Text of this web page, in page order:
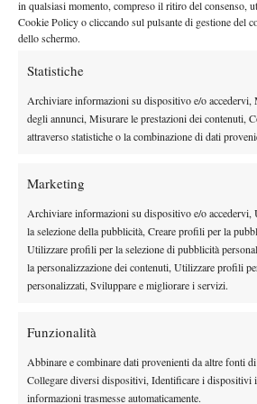
in qualsiasi momento, compreso il ritiro del consenso,
Cookie Policy o cliccando sul pulsante di gestione del
dello schermo.
Statistiche
Archiviare informazioni su dispositivo e/o accedervi,
degli annunci, Misurare le prestazioni dei contenuti,
attraverso statistiche o la combinazione di dati
Marketing
Archiviare informazioni su dispositivo e/o accedervi,
la selezione della pubblicità, Creare profili per la
Utilizzare profili per la selezione di pubblicità
la personalizzazione dei contenuti, Utilizzare profili
personalizzati, Sviluppare e migliorare i servizi.
Funzionalità
Abbinare e combinare dati provenienti da altre fonti
Collegare diversi dispositivi, Identificare i dispositivi
informazioni trasmesse automaticamente.
non bellissima. Io non sono riuscito a
giorni perchè lui è stato molto bravo a
ho dovuto utilizzare altre carte per venire
pochissime possibilità che Fabio mi ha
grandissima battaglia. ” In questo
primo turno contro il francese Faurel, che
rovescio ad una mano che ricorda
punteggio che è come una sentenza:
Ci sono ovviamente tante cose da limare
tattico: “La cosa che sicuramente devo
Gianluca Naso e Alessio Di Mauro n.d.r.),
proprio su questo fondamentale; devo
prima di servizio più forte che possa